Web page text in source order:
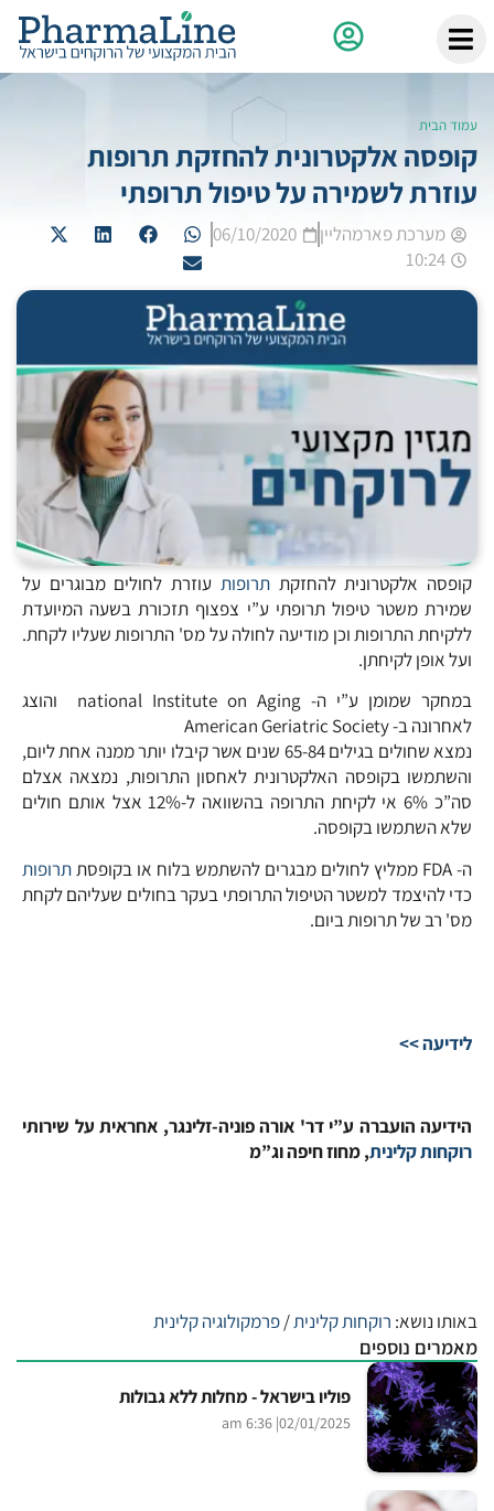
עמוד הבית
קופסה אלקטרונית להחזקת תרופות
עוזרת לשמירה על טיפול תרופתי
מערכת פארמהליין
06/10/2020
10:24
קופסה אלקטרונית להחזקתתרופות עוזרת לחולים מבוגרים על
שמירת משטר טיפול תרופתי ע”י צפצוף תזכורת בשעה המיועדת
ללקיחת התרופות וכן מודיעה לחולה על מס' התרופות שעליו לקחת.
ועל אופן לקיחתן.
במחקר שמומן ע”י ה- national Institute on Aging והוצג
לאחרונה ב- American Geriatric Society
נמצא שחולים בגילים 65-84 שנים אשר קיבלו יותר ממנה אחת ליום,
והשתמשו בקופסה האלקטרונית לאחסון התרופות, נמצאה אצלם
סה”כ 6% אי לקיחת התרופה בהשוואה ל-12% אצל אותם חולים
שלא השתמשו בקופסה.
ה- FDA ממליץ לחולים מבגרים להשתמש בלוח או בקופסת
תרופות
כדי להיצמד למשטר הטיפול התרופתי בעקר בחולים שעליהם לקחת
מס' רב של תרופות ביום.
לידיעה >>
הידיעה הועברה ע”י דר' אורה פוניה-זלינגר, אחראית על שירותי
רוקחות קלינית, מחוז חיפה וג”מ
באותו נושא: רוקחות קלינית/פרמקולוגיה קלינית
מאמרים נוספים
פוליו בישראל - מחלות ללא גבולות
02/01/2025
| 6:36 am